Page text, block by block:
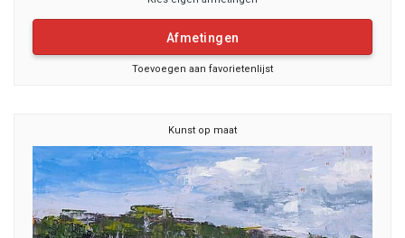
Afmetingen
Toevoegen aan favorietenlijst
Kunst op maat